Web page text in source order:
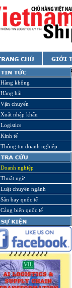
Hàng không
Hàng hải
Vận chuyển
Xuất nhập khẩu
Logistics
Kinh tế
Thông tin doanh nghiệp
Doanh nghiệp
Thuật ngữ
Luật chuyên ngành
Sân bay quốc tế
Cảng biển quốc tế